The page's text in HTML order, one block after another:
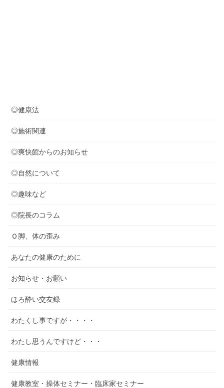
◎健康法
◎施術関連
◎爽快館からのお知らせ
◎自然について
◎趣味など
◎院長のコラム
Ｏ脚、体の歪み
あなたの健康のために
お知らせ・お願い
ほろ酔い交友録
わたくし事ですが・・・・
わたし思うんですけど・・・
健康情報
健康教室・操体セミナー・臨床家セミナー